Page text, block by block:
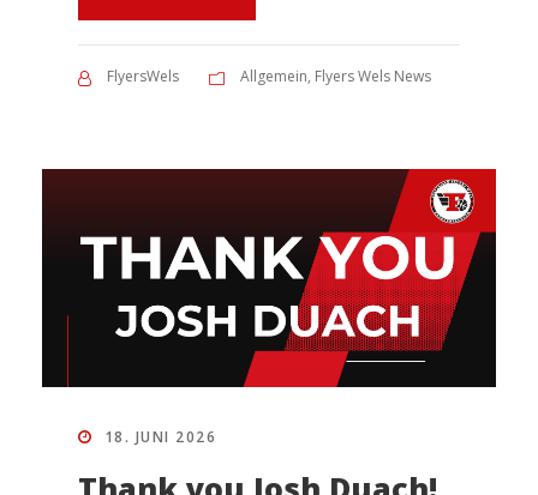
FlyersWels Allgemein, Flyers Wels News
18. JUNI 2026